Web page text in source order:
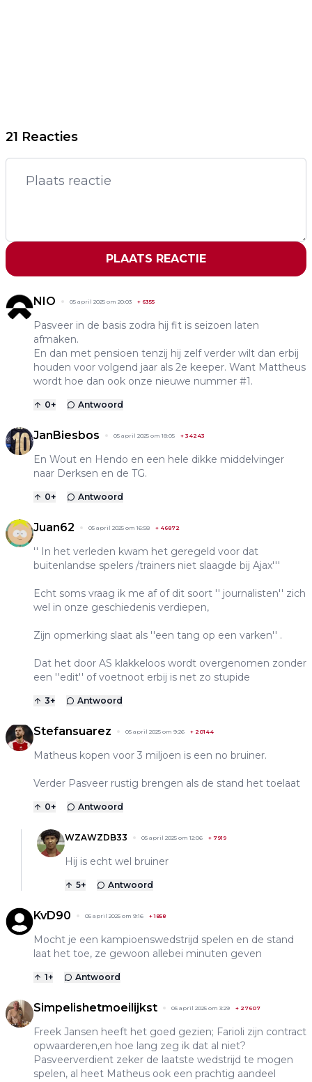
21 Reacties
PLAATS REACTIE
NIO 05 april 2025 om 20:03 + 6355
Pasveer in de basis zodra hij fit is seizoen laten
afmaken.
En dan met pensioen tenzij hij zelf verder wilt dan erbij
houden voor volgend jaar als 2e keeper. Want Mattheus
wordt hoe dan ook onze nieuwe nummer #1.
0+ Antwoord
JanBiesbos 05 april 2025 om 18:05 + 34243
En Wout en Hendo en een hele dikke middelvinger
naar Derksen en de TG.
0+ Antwoord
Juan62 05 april 2025 om 16:58 + 46872
'' In het verleden kwam het geregeld voor dat
buitenlandse spelers /trainers niet slaagde bij Ajax'''
Echt soms vraag ik me af of dit soort '' journalisten'' zich
wel in onze geschiedenis verdiepen,
Zijn opmerking slaat als ''een tang op een varken'' .
Dat het door AS klakkeloos wordt overgenomen zonder
een ''edit'' of voetnoot erbij is net zo stupide
3+ Antwoord
Stefansuarez 05 april 2025 om 9:26 + 20144
Matheus kopen voor 3 miljoen is een no bruiner.
Verder Pasveer rustig brengen als de stand het toelaat
0+ Antwoord
WZAWZDB33 05 april 2025 om 12:06 + 7919
Hij is echt wel bruiner
5+ Antwoord
KvD90 05 april 2025 om 9:16 +1858
Mocht je een kampioenswedstrijd spelen en de stand
laat het toe, ze gewoon allebei minuten geven
1+ Antwoord
Simpelishetmoeilijkst 05 april 2025 om 3:29 + 27607
Freek Jansen heeft het goed gezien; Farioli zijn contract
opwaarderen,en hoe lang zeg ik dat al niet?
Pasveerverdient zeker de laatste wedstrijd te mogen
spelen, al heet Matheus ook een prachtig aandeel